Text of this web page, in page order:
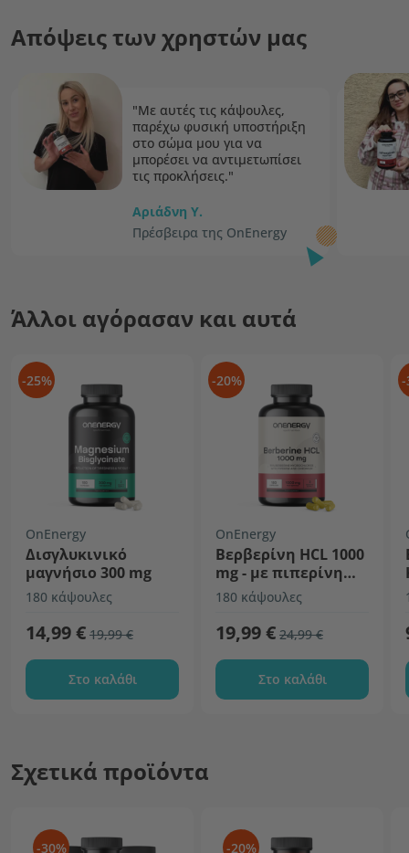
Απόψεις των χρηστών μας
"Με αυτές τις κάψουλες,
παρέχω φυσική υποστήριξη
στο σώμα μου για να
μπορέσει να αντιμετωπίσει
τις προκλήσεις."
Αριάδνη Υ.
Πρέσβειρα της OnEnergy
Άλλοι αγόρασαν και αυτά
-25%
OnEnergy
Δισγλυκινικό
μαγνήσιο 300 mg
180 κάψουλες
14,99 € 19,99 €
Στο καλάθι
-20%
OnEnergy
Βερβερίνη HCL 1000
mg - με πιπερίνη
και χρώμιο
180 κάψουλες
19,99 € 24,99 €
Στο καλάθι
-
Σχετικά προϊόντα
-30% -20%